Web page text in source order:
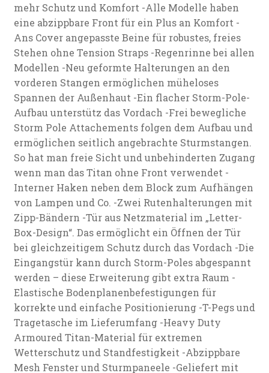
mehr Schutz und Komfort -Alle Modelle haben
eine abzippbare Front für ein Plus an Komfort -
Ans Cover angepasste Beine für robustes, freies
Stehen ohne Tension Straps -Regenrinne bei allen
Modellen -Neu geformte Halterungen an den
vorderen Stangen ermöglichen müheloses
Spannen der Außenhaut -Ein flacher Storm-Pole-
Aufbau unterstütz das Vordach -Frei bewegliche
Storm Pole Attachements folgen dem Aufbau und
ermöglichen seitlich angebrachte Sturmstangen.
So hat man freie Sicht und unbehinderten Zugang
wenn man das Titan ohne Front verwendet -
Interner Haken neben dem Block zum Aufhängen
von Lampen und Co. -Zwei Rutenhalterungen mit
Zipp-Bändern -Tür aus Netzmaterial im „Letter-
Box-Design“. Das ermöglicht ein Öffnen der Tür
bei gleichzeitigem Schutz durch das Vordach -Die
Eingangstür kann durch Storm-Poles abgespannt
werden – diese Erweiterung gibt extra Raum -
Elastische Bodenplanenbefestigungen für
korrekte und einfache Positionierung -T-Pegs und
Tragetasche im Lieferumfang -Heavy Duty
Armoured Titan-Material für extremen
Wetterschutz und Standfestigkeit -Abzippbare
Mesh Fenster und Sturmpaneele -Geliefert mit